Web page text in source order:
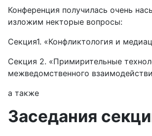
Конференция получилась очень
изложим некторые вопросы:
Секция1. «Конфликтология и
Секция 2. «Примирительные
межведомственного
а также
Заседания